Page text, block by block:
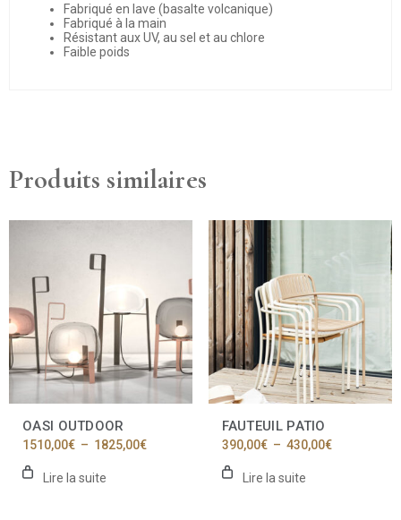
Fabriqué en lave (basalte volcanique)
Fabriqué à la main
Résistant aux UV, au sel et au chlore
Faible poids
Produits similaires
OASI OUTDOOR
1510,00€ – 1825,00€Plage
Lire la suite
FAUTEUIL PATIO
390,00€ – 430,00€Plage
Lire la suite